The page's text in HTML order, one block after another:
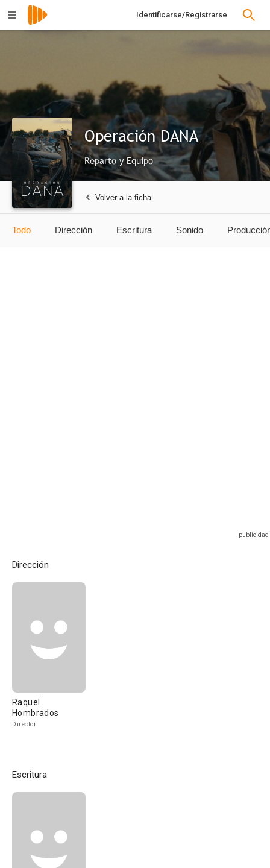
Identificarse/Registrarse
Operación DANA
Reparto y Equipo
Volver a la ficha
Todo Dirección Escritura Sonido
Dirección
Raquel
Hombrados
Director
Escritura